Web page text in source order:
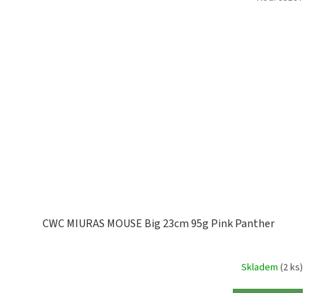
CWC MIURAS MOUSE Big 23cm 95g Pink Panther
Skladem (2 ks)